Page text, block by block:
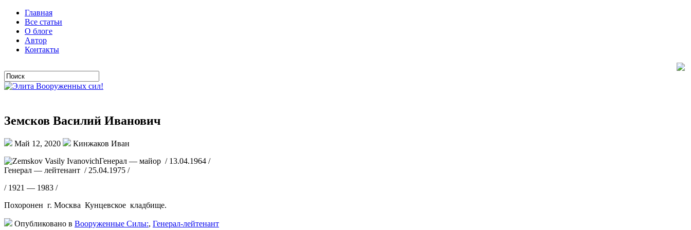
Главная
Все статьи
О блоге
Автор
Контакты
Земсков Василий Иванович
Май 12, 2020
Кинжаков Иван
Генерал — майор / 13.04.1964 /
Генерал — лейтенант / 25.04.1975 /
/ 1921 — 1983 /
Похоронен г. Москва Кунцевское кладбище.
Опубликовано в Вооруженные Силы:, Генерал-лейтенант